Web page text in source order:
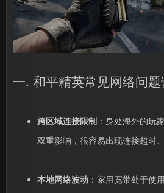
一. 和平精英常见网络问题
跨区域连接限制 ：身处海外的玩
双重影响，很容易出现连接超时
本地网络波动：家用宽带处于使